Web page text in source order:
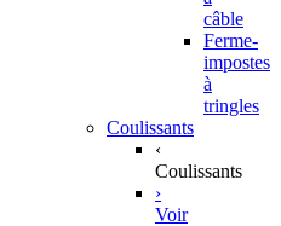
câble
Ferme-
impostes
à
tringles
Coulissants
‹
Coulissants
›
Voir